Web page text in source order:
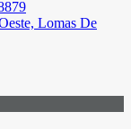
Lomas De